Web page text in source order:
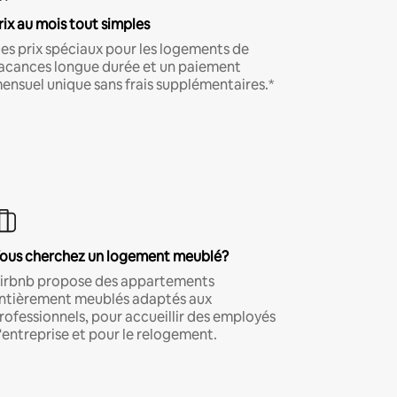
au mois tout simples
prix spéciaux pour les logements de
longue durée et un paiement
unique sans frais supplémentaires.*
cherchez un logement meublé?
propose des appartements
meublés adaptés aux
pour accueillir des employés
et pour le relogement.